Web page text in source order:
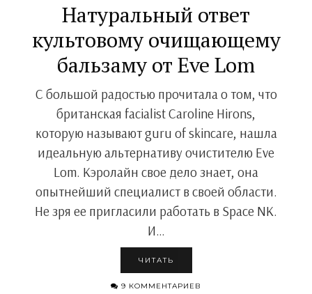
Натуральный ответ
культовому очищающему
бальзаму от Eve Lom
С большой радостью прочитала о том, что
британская facialist Caroline Hirons,
которую называют guru of skincare, нашла
идеальную альтернативу очистителю Eve
Lom. Кэролайн свое дело знает, она
опытнейший специалист в своей области.
Не зря ее пригласили работать в Space NK.
И…
ЧИТАТЬ
9 КОММЕНТАРИЕВ